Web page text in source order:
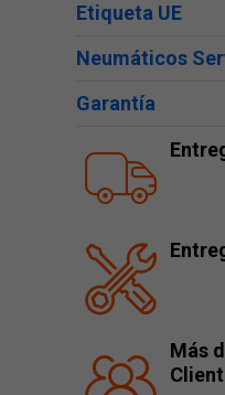
Etiqueta UE
Neumáticos
Garantía
Más